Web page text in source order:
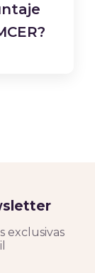
exclusivas